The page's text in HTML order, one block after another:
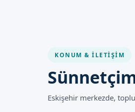
KONUM & İLETIŞIM
Eskişehir merkezde,